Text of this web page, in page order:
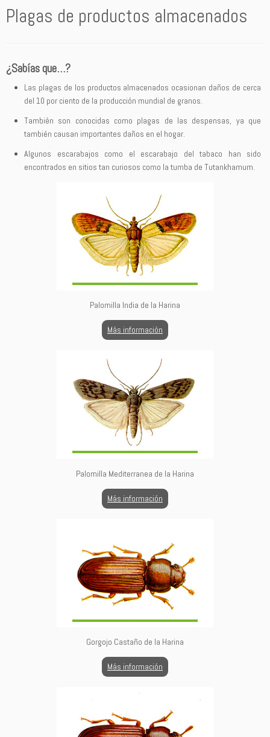
Plagas de productos almacenados
¿Sabías que…?
Las plagas de los productos almacenados ocasionan daños de cerca
del 10 por ciento de la producción mundial de granos.
También son conocidas como plagas de las despensas, ya que
también causan importantes daños en el hogar.
Algunos escarabajos como el escarabajo del tabaco han sido
encontrados en sitios tan curiosos como la tumba de Tutankhamum.
Palomilla India de la Harina
Más información
Palomilla Mediterranea de la Harina
Más información
Gorgojo Castaño de la Harina
Más información